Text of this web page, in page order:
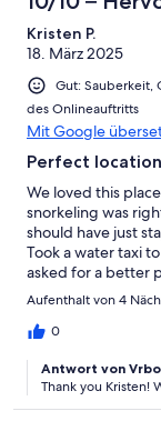
Kristen P.
18. März 2025
Gut: Sauberkeit,
des Onlineauftritts
Mit Google
Perfect location
We loved this
snorkeling was
should have just
Took a water taxi
asked for a better
Aufenthalt von 4
0
Antwort von
Thank you Kristen!